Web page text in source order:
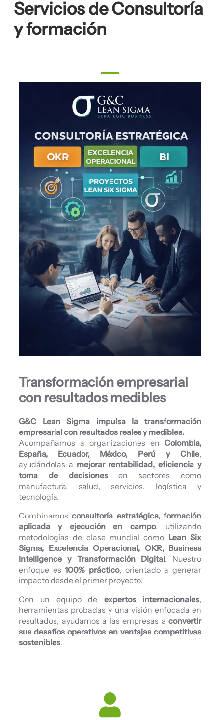
Servicios de Consultoría
y formación
Transformación empresarial
con resultados medibles
G&C Lean Sigma impulsa la transformación
empresarial con resultados reales y medibles.
Acompañamos a organizaciones en Colombia,
España, Ecuador, México, Perú y Chile,
ayudándolas a mejorar rentabilidad, eficiencia y
toma de decisionesen sectores como
manufactura, salud, servicios, logística y
tecnología.
Combinamosconsultoría estratégica, formación
aplicada y ejecución en campo, utilizando
metodologías de clase mundial como Lean Six
Sigma, Excelencia Operacional, OKR, Business
Intelligence y Transformación Digital. Nuestro
enfoque es100% práctico, orientado a generar
impacto desde el primer proyecto.
Con un equipo de expertos internacionales,
herramientas probadas y una visión enfocada en
resultados, ayudamos a las empresas a convertir
sus desafíos operativos en ventajas competitivas
sostenibles.